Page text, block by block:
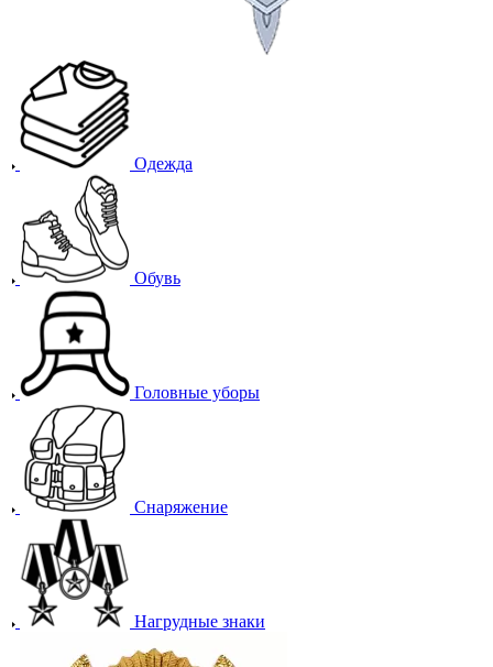
Одежда
Обувь
Головные уборы
Снаряжение
Нагрудные знаки